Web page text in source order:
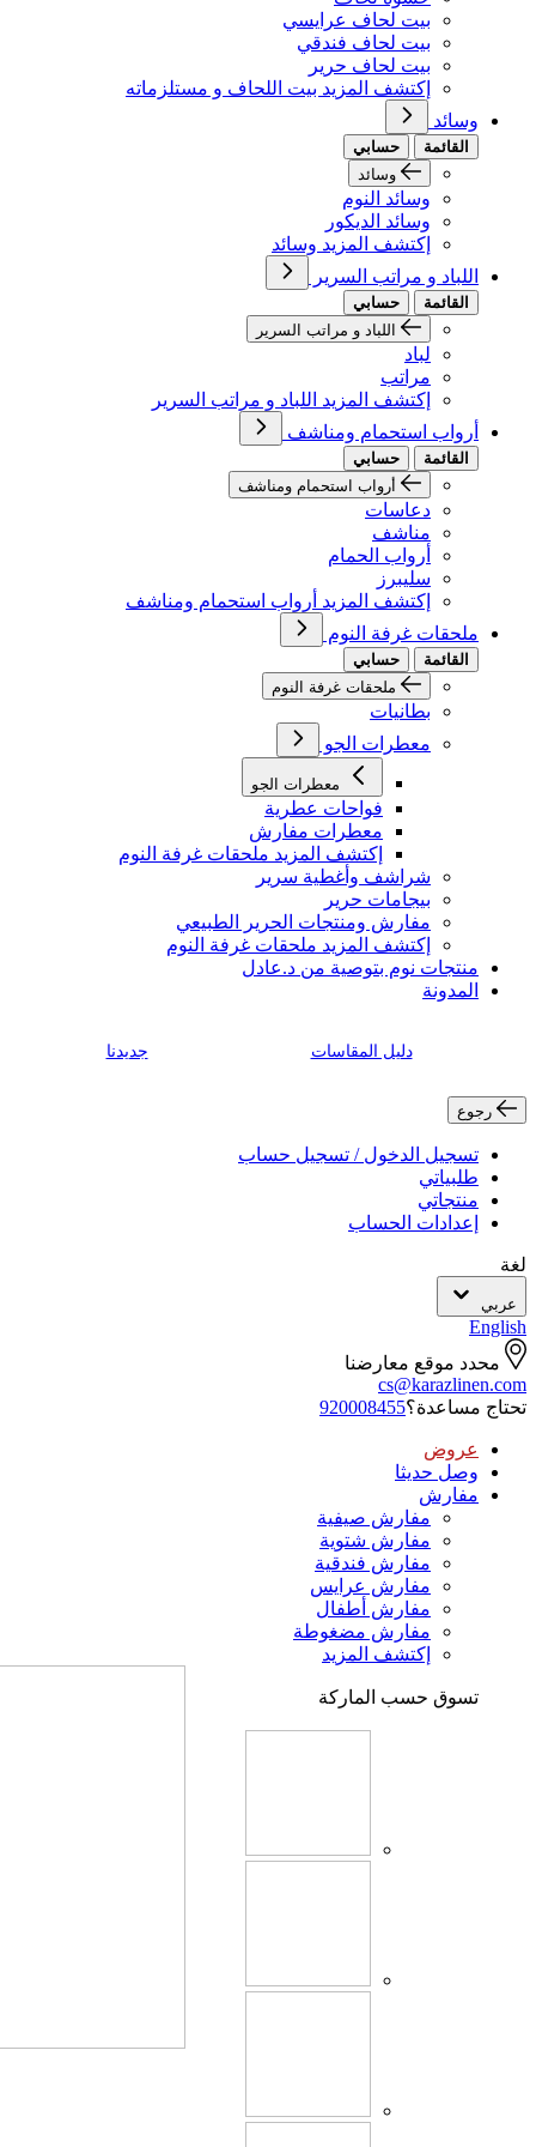
بيت لحاف عرايسي
بيت لحاف فندقي
بيت لحاف حرير
إكتشف المزيد بيت اللحاف و مستلزماته
وسائد
القائمة
حسابي
وسائد
وسائد النوم
وسائد الديكور
إكتشف المزيد وسائد
اللباد و مراتب السرير
القائمة
حسابي
اللباد و مراتب السرير
لباد
مراتب
إكتشف المزيد اللباد و مراتب السرير
أرواب استحمام ومناشف
القائمة
حسابي
أرواب استحمام ومناشف
دعاسات
مناشف
أرواب الحمام
سليبرز
إكتشف المزيد أرواب استحمام ومناشف
ملحقات غرفة النوم
القائمة
حسابي
ملحقات غرفة النوم
بطانيات
معطرات الجو
معطرات الجو
فواحات عطرية
معطرات مفارش
إكتشف المزيد ملحقات غرفة النوم
شراشف وأغطية سرير
بيجامات حرير
مفارش ومنتجات الحرير الطبيعي
إكتشف المزيد ملحقات غرفة النوم
منتجات نوم بتوصية من د.عادل
المدونة
دليل المقاسات جديدنا
رجوع
تسجيل الدخول / تسجيل حساب
طلبياتي
منتجاتي
إعدادات الحساب
لغة
عربي
English
محدد موقع معارضنا
cs@karazlinen.com
تحتاج مساعدة؟920008455
عروض
وصل حديثا
مفارش
مفارش صيفية
مفارش شتوية
مفارش فندقية
مفارش عرايس
مفارش أطفال
مفارش مضغوطة
إكتشف المزيد
تسوق حسب الماركة